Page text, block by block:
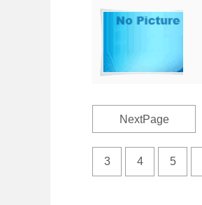
NextPage
3 4 5